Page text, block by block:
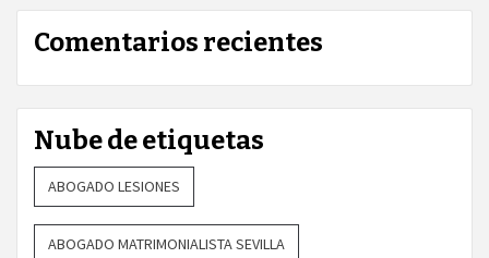
Comentarios recientes
Nube de etiquetas
ABOGADO LESIONES
ABOGADO MATRIMONIALISTA SEVILLA